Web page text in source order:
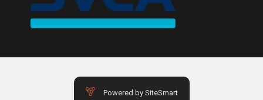
Powered by SiteSmart